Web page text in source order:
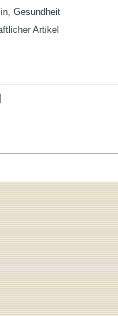
Gesundheit
Artikel